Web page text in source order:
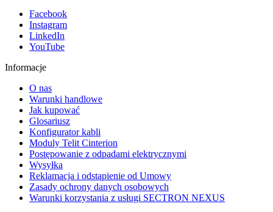
Facebook
Instagram
LinkedIn
YouTube
Informacje
O nas
Warunki handlowe
Jak kupować
Glosariusz
Konfigurator kabli
Moduly Telit Cinterion
Postępowanie z odpadami elektrycznymi
Wysyłka
Reklamacja i odstąpienie od Umowy
Zasady ochrony danych osobowych
Warunki korzystania z usługi SECTRON NEXUS